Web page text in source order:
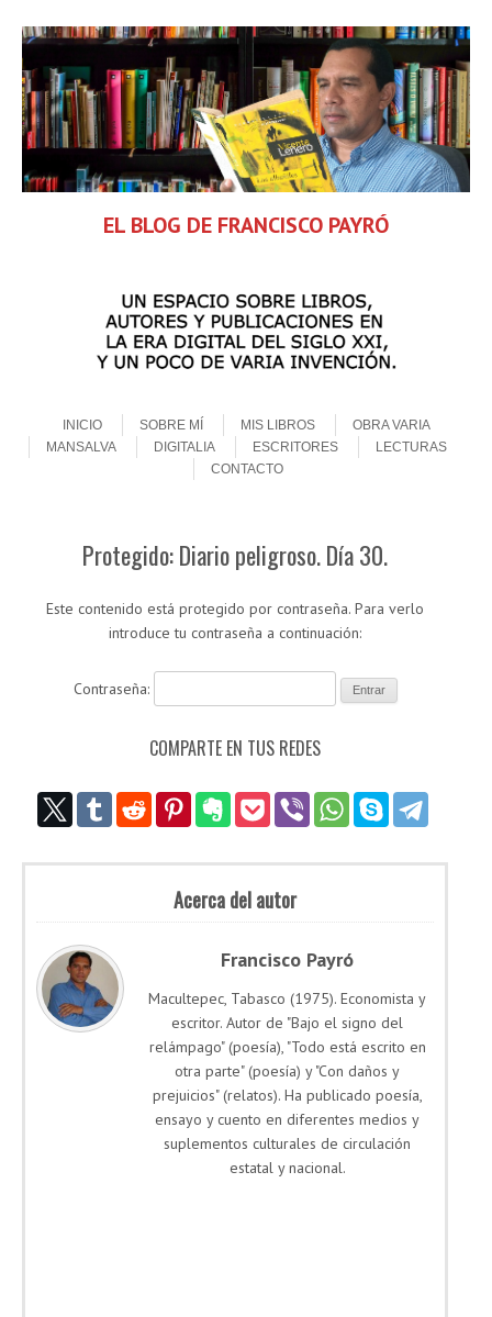
EL BLOG DE FRANCISCO PAYRÓ
MenuINICIO
SOBRE MÍ MIS LIBROS
OBRA VARIA
MANSALVA
DIGITALIA ESCRITORES
LECTURAS
CONTACTO
Protegido: Diario peligroso. Día 30.
Este contenido está protegido por contraseña. Para verlo
introduce tu contraseña a continuación:
Contraseña:
COMPARTE EN TUS REDES
Acerca del autor
Francisco Payró
Macultepec, Tabasco (1975). Economista y
escritor. Autor de "Bajo el signo del
relámpago" (poesía), "Todo está escrito en
otra parte" (poesía) y "Con daños y
prejuicios" (relatos). Ha publicado poesía,
ensayo y cuento en diferentes medios y
suplementos culturales de circulación
estatal y nacional.